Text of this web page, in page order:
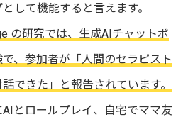
して機能すると言えます。
の研究では、生成AIチャットボ
、参加者が「人間のセラピスト
できた」と報告されています。
とロールプレイ、自宅でママ友